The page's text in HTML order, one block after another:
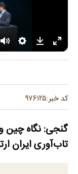
کد خبر:۹۷۶۱۲۵
گنجی: نگاه چین
تاب‌آوری ایران